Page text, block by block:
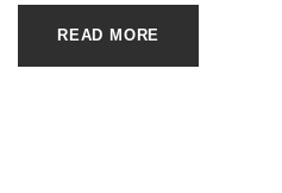
READ MORE